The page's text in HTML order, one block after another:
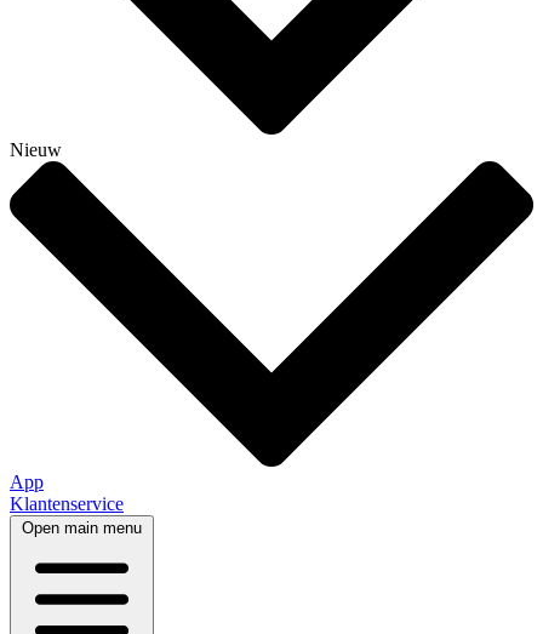
Nieuw
App
Klantenservice
Open main menu